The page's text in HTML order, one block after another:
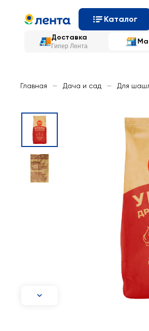
Каталог
Доставка
Гипер Лента
Главная — Дача и сад — Для